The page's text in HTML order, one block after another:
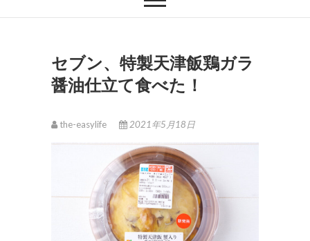
セブン、特製天津飯鶏ガラ
醤油仕立て食べた！
the-easylife 2021年5月18日